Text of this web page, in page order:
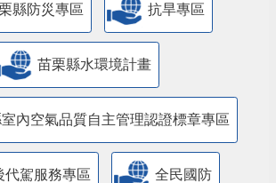
縣防災專區 抗旱專區
苗栗縣水環境計畫
內空氣品質自主管理認證標章專區
代駕服務專區 全民國防